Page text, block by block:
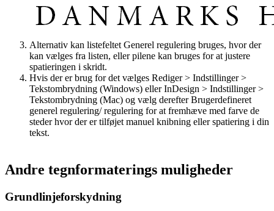
Alternativ kan listefeltet Generel regulering bruges, hvor der
kan vælges fra listen, eller pilene kan bruges for at justere
spatieringen i skridt.
Hvis der er brug for det vælges Rediger > Indstillinger >
Tekstombrydning (Windows) eller InDesign > Indstillinger >
Tekstombrydning (Mac) og vælg derefter Brugerdefineret
generel regulering/ regulering for at fremhæve med farve de
steder hvor der er tilføjet manuel knibning eller spatiering i din
tekst.
Andre tegnformaterings muligheder
Grundlinjeforskydning